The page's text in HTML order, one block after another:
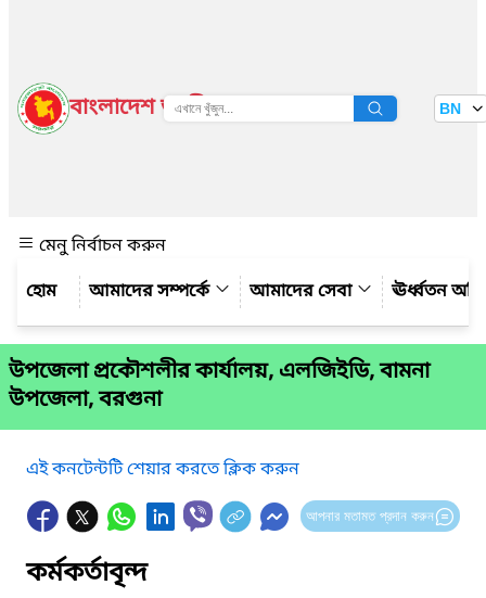
বাংলাদেশ জাতীয় তথ্য বাতায়ন BN
মেনু নির্বাচন করুন
আমাদের সম্পর্কে
আমাদের সেবা ঊর্ধ্বতন
উপজেলা প্রকৌশলীর কার্যালয়, এলজিইডি, বামনা
উপজেলা, বরগুনা
এই কনটেন্টটি শেয়ার করতে ক্লিক করুন
আপনার মতামত প্রদান করুন
কর্মকর্তাবৃন্দ